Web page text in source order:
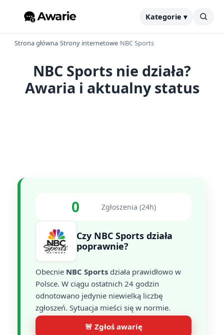
Kategorie ▾
Strona główna›Strony internetowe›NBC Sports
NBC Sports nie działa?
Awaria i aktualny status
0 Zgłoszenia (24h)
Czy NBC Sports działa
poprawnie?
Obecnie NBC Sports działa prawidłowo w
Polsce. W ciągu ostatnich 24 godzin
odnotowano jedynie niewielką liczbę
zgłoszeń. Sytuacja mieści się w normie.
🚨 Zgłoś awarię